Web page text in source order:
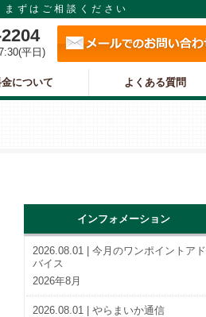
まずはご相談ください
平日)
について よくある質問
インフォメーション
2026.08.01 | 今月のワンポイントアド
バイス
2026年8月
2026.08.01 | やらまいか通信